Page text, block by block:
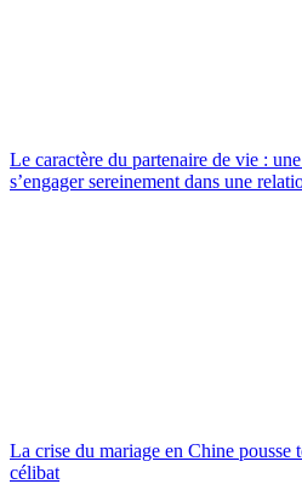
Le caractère du partenaire de vie :
s’engager sereinement dans une
La crise du mariage en Chine pousse
célibat